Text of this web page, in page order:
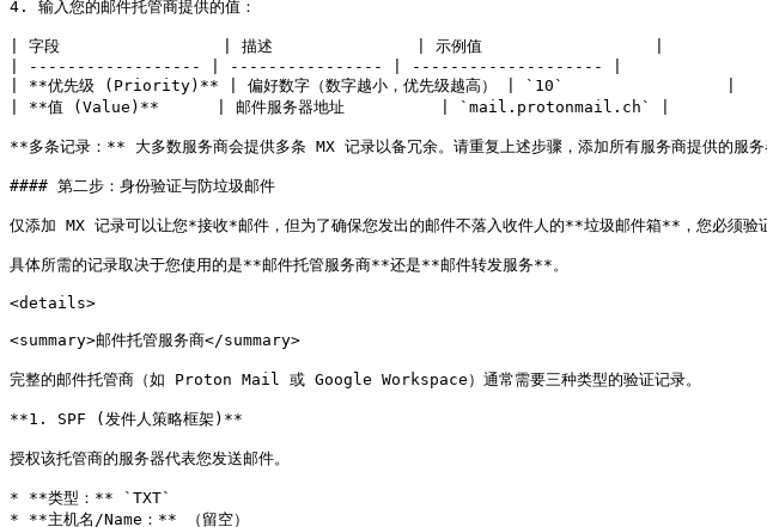
4. 输入您的邮件托管商提供的值：
| 字段                 | 描述               | 示例值                  |
| ------------------ | ---------------- | -------------------- |
| **优先级 (Priority)** | 偏好数字（数字越小，优先级越高） | `10`                 |
| **值 (Value)**      | 邮件服务器地址          | `mail.protonmail.ch` |
**多条记录：** 大多数服务商会提供多条 MX 记录以备冗余。请重复上述步骤，添加所有服务商
#### 第二步：身份验证与防垃圾邮件
仅添加 MX 记录可以让您*接收*邮件，但为了确保您发出的邮件不落入收件人的**垃圾邮件箱**，您必须
具体所需的记录取决于您使用的是**邮件托管服务商**还是**邮件转发服务**。
<details>
<summary>邮件托管服务商</summary>
完整的邮件托管商（如 Proton Mail 或 Google Workspace）通常需要三种类型的验证记录。
**1. SPF (发件人策略框架)**
授权该托管商的服务器代表您发送邮件。
* **类型：** `TXT`
* **主机名/Name：** （留空）